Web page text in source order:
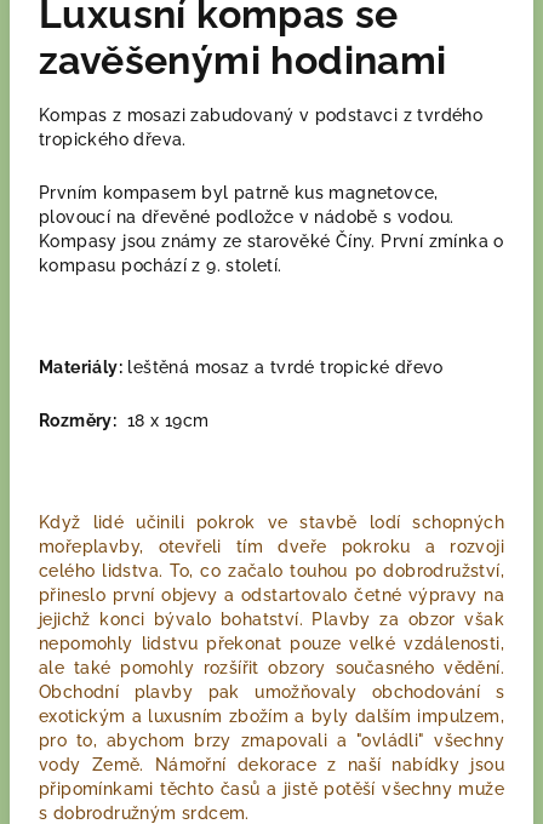
Luxusní kompas se
zavěšenými hodinami
Kompas z mosazi zabudovaný v podstavci z tvrdého
tropického dřeva.
Prvním kompasem byl patrně kus magnetovce,
plovoucí na dřevěné podložce v nádobě s vodou.
Kompasy jsou známy ze starověké Číny. První zmínka o
kompasu pochází z 9. století.
Materiály: leštěná mosaz a tvrdé tropické dřevo
Rozměry: 18 x 19cm
Když lidé učinili pokrok ve stavbě lodí schopných
mořeplavby, otevřeli tím dveře pokroku a rozvoji
celého lidstva. To, co začalo touhou po dobrodružství,
přineslo první objevy a odstartovalo četné výpravy na
jejichž konci bývalo bohatství. Plavby za obzor však
nepomohly lidstvu překonat pouze velké vzdálenosti,
ale také pomohly rozšířit obzory současného vědění.
Obchodní plavby pak umožňovaly obchodování s
exotickým a luxusním zbožím a byly dalším impulzem,
pro to, abychom brzy zmapovali a "ovládli" všechny
vody Země. Námořní dekorace z naší nabídky jsou
připomínkami těchto časů a jistě potěší všechny muže
s dobrodružným srdcem.